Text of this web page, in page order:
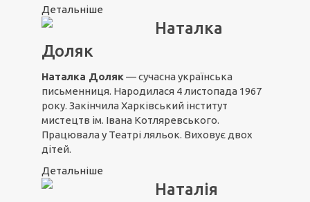
Детальніше
Наталка
Доляк
Наталка Доляк— сучасна українська
письменниця. Народилася 4 листопада 1967
року. Закінчила Харківський інститут
мистецтв ім. Івана Котляревського.
Працювала у Театрі ляльок. Виховує двох
дітей.
Детальніше
Наталія